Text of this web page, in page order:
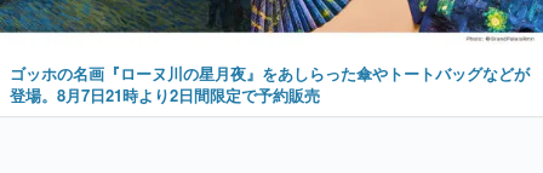
ゴッホの名画『ローヌ川の星月夜』をあしらった傘やトートバッグなどが
登場。8月7日21時より2日間限定で予約販売